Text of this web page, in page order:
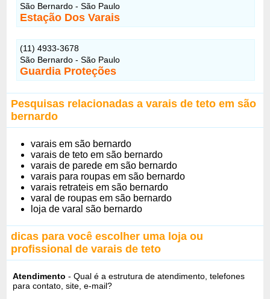
São Bernardo - São Paulo
Estação Dos Varais
(11) 4933-3678
São Bernardo - São Paulo
Guardia Proteções
Pesquisas relacionadas a varais de teto em são
bernardo
varais em são bernardo
varais de teto em são bernardo
varais de parede em são bernardo
varais para roupas em são bernardo
varais retrateis em são bernardo
varal de roupas em são bernardo
loja de varal são bernardo
dicas para você escolher uma loja ou
profissional de varais de teto
Atendimento- Qual é a estrutura de atendimento, telefones
para contato, site, e-mail?